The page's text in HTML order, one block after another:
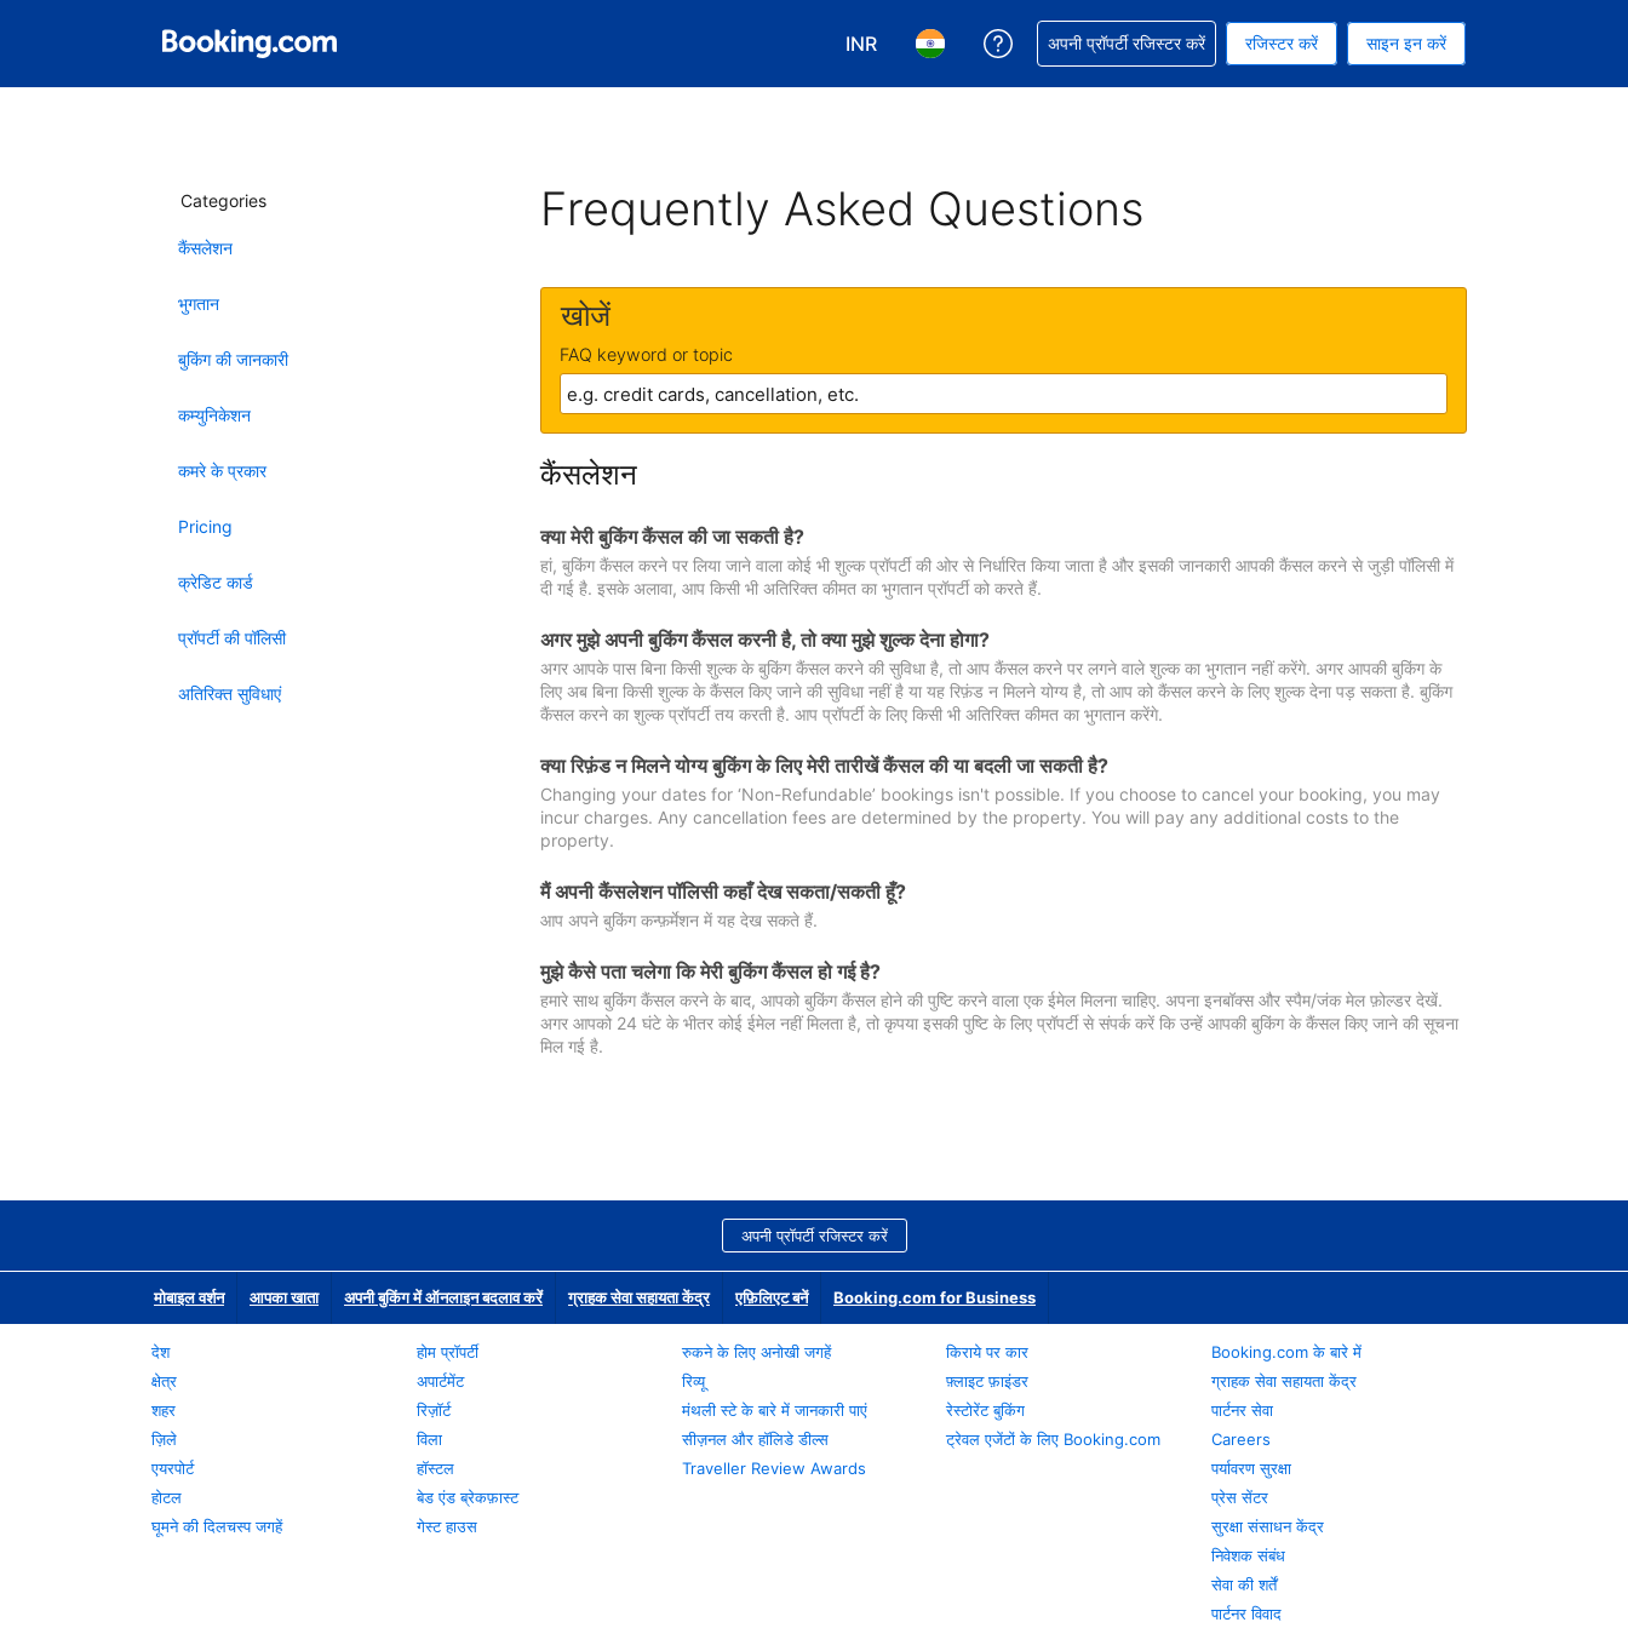
INR
अपनी करेंसी चुनें. आपने अभी INR करेंसी को चुना हुआ है
अपनी भाषा चुनें. आपने अभी हिन्दी भाषा को चुना हुआ है
अपनी बुकिंग में सहायता पाएं
अपनी प्रॉपर्टी रजिस्टर करें रजिस्टर करें साइन इन करें
Categories
कैंसलेशन
भुगतान
बुकिंग की जानकारी
कम्युनिकेशन
कमरे के प्रकार
Pricing
क्रेडिट कार्ड
प्रॉपर्टी की पॉलिसी
अतिरिक्त सुविधाएं
Frequently Asked Questions
खोजें
FAQ keyword or topic
कैंसलेशन
क्या मेरी बुकिंग कैंसल की जा सकती है?
हां, बुकिंग कैंसल करने पर लिया जाने वाला कोई भी शुल्क प्रॉपर्टी की ओर से निर्धारित किया जाता है और इसकी जानकारी आपकी कैंसल करने से जुड़ी पॉलिसी में
दी गई है. इसके अलावा, आप किसी भी अतिरिक्त कीमत का भुगतान प्रॉपर्टी को करते हैं.
अगर मुझे अपनी बुकिंग कैंसल करनी है, तो क्या मुझे शुल्क देना होगा?
अगर आपके पास बिना किसी शुल्क के बुकिंग कैंसल करने की सुविधा है, तो आप कैंसल करने पर लगने वाले शुल्क का भुगतान नहीं करेंगे. अगर आपकी बुकिंग के
लिए अब बिना किसी शुल्क के कैंसल किए जाने की सुविधा नहीं है या यह रिफ़ंड न मिलने योग्य है, तो आप को कैंसल करने के लिए शुल्क देना पड़ सकता है. बुकिंग
कैंसल करने का शुल्क प्रॉपर्टी तय करती है. आप प्रॉपर्टी के लिए किसी भी अतिरिक्त कीमत का भुगतान करेंगे.
क्या रिफ़ंड न मिलने योग्य बुकिंग के लिए मेरी तारीखें कैंसल की या बदली जा सकती है?
Changing your dates for ‘Non-Refundable’ bookings isn't possible. If you choose to cancel your booking, you may
incur charges. Any cancellation fees are determined by the property. You will pay any additional costs to the
property.
मैं अपनी कैंसलेशन पॉलिसी कहाँ देख सकता/सकती हूँ?
आप अपने बुकिंग कन्फ़र्मेशन में यह देख सकते हैं.
मुझे कैसे पता चलेगा कि मेरी बुकिंग कैंसल हो गई है?
हमारे साथ बुकिंग कैंसल करने के बाद, आपको बुकिंग कैंसल होने की पुष्टि करने वाला एक ईमेल मिलना चाहिए. अपना इनबॉक्स और स्पैम/जंक मेल फ़ोल्डर देखें.
अगर आपको 24 घंटे के भीतर कोई ईमेल नहीं मिलता है, तो कृपया इसकी पुष्टि के लिए प्रॉपर्टी से संपर्क करें कि उन्हें आपकी बुकिंग के कैंसल किए जाने की सूचना
मिल गई है.
अपनी प्रॉपर्टी रजिस्टर करें
मोबाइल वर्शन आपका खाता अपनी बुकिंग में ऑनलाइन बदलाव करें ग्राहक सेवा सहायता केंद्र एफ़िलिएट बनें Booking.com for Business
देश
क्षेत्र
शहर
ज़िले
एयरपोर्ट
होटल
घूमने की दिलचस्प जगहें
होम प्रॉपर्टी
अपार्टमेंट
रिज़ॉर्ट
विला
हॉस्टल
बेड एंड ब्रेकफ़ास्ट
गेस्ट हाउस
रुकने के लिए अनोखी जगहें
रिव्यू
मंथली स्टे के बारे में जानकारी पाएं
सीज़नल और हॉलिडे डील्स
Traveller Review Awards
किराये पर कार
फ़्लाइट फ़ाइंडर
रेस्टोरेंट बुकिंग
ट्रेवल एजेंटों के लिए Booking.com
Booking.com के बारे में
ग्राहक सेवा सहायता केंद्र
पार्टनर सेवा
Careers
पर्यावरण सुरक्षा
प्रेस सेंटर
सुरक्षा संसाधन केंद्र
निवेशक संबंध
सेवा की शर्तें
पार्टनर विवाद